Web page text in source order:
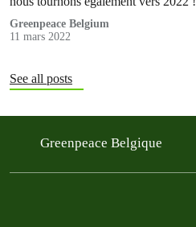
Greenpeace Belgium
11 mars 2022
See all posts
Greenpeace Belgique